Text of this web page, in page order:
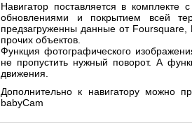
Навигатор поставляется в
обновлениями и покрытием всей
предзагруженны данные от
прочих объектов.
Функция фотографического
не пропустить нужный поворот. А
движения.
Дополнительно к навигатору можно
babyCam